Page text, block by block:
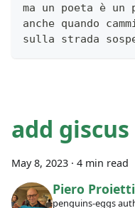
ma un poeta è un
anche quando
sulla strada
add
May 8, 2023 · 4 min read
Piero Proietti
penguins-eggs